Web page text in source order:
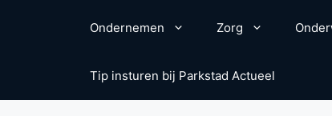
Ondernemen Zorg
Tip insturen bij Parkstad Actueel